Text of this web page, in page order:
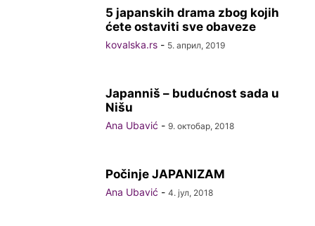
5 japanskih drama zbog kojih
ćete ostaviti sve obaveze
kovalska.rs - 5. април, 2019
Japanniš – budućnost sada u
Nišu
Ana Ubavić - 9. октобар, 2018
Počinje JAPANIZAM
Ana Ubavić - 4. јул, 2018